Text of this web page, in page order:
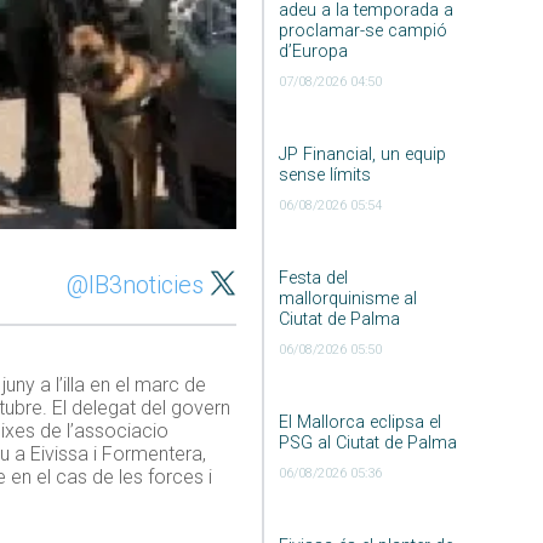
adeu a la temporada a
proclamar-se campió
d’Europa
07/08/2026 04:50
JP Financial, un equip
sense límits
06/08/2026 05:54
Festa del
mallorquinisme al
Ciutat de Palma
06/08/2026 05:50
El Mallorca eclipsa el
PSG al Ciutat de Palma
06/08/2026 05:36
@IB3noticies
a l’illa en el marc de
El delegat del govern
de l’associacio
a Eivissa i Formentera,
en el cas de les forces i